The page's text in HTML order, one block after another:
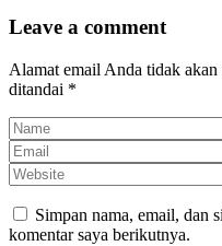
Leave a comment
Alamat email Anda tidak
ditandai *
Simpan nama, email, dan
komentar saya berikutnya.